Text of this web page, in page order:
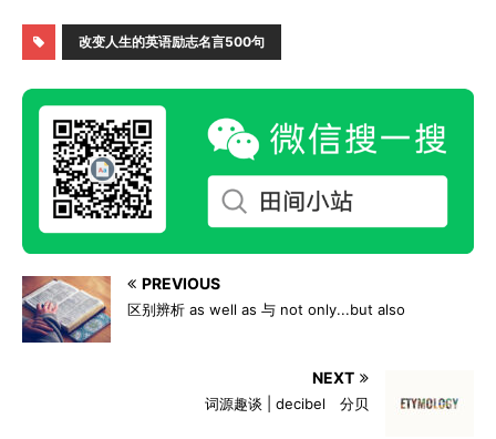
改变人生的英语励志名言500句
PREVIOUS
区别辨析 as well as 与 not only...but also
NEXT
词源趣谈 | decibel 分贝